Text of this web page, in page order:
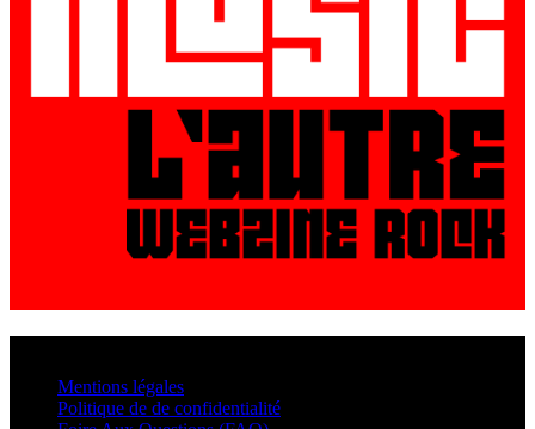
Mentions légales
Politique de de confidentialité